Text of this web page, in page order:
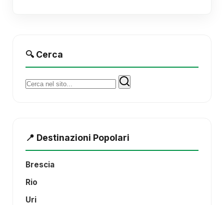
🔍 Cerca
Cerca:
📍 Destinazioni Popolari
Brescia
Rio
Uri